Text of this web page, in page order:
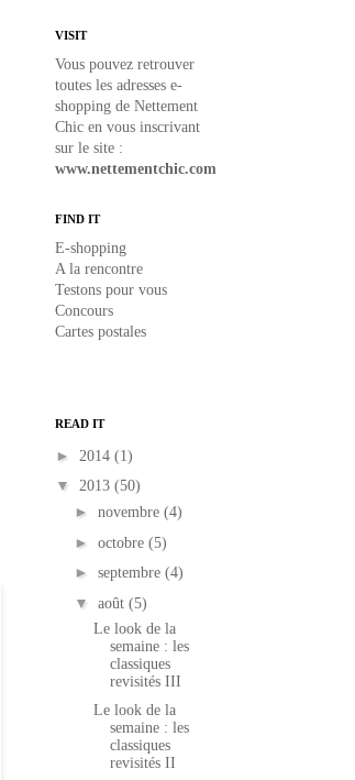
VISIT
Vous pouvez retrouver
toutes les adresses e-
shopping de Nettement
Chic en vous inscrivant
sur le site :
www.nettementchic.com
FIND IT
E-shopping
A la rencontre
Testons pour vous
Concours
Cartes postales
READ IT
► 2014 (1)
▼ 2013 (50)
► novembre (4)
► octobre (5)
► septembre (4)
▼ août (5)
Le look de la
semaine : les
classiques
revisités III
Le look de la
semaine : les
classiques
revisités II